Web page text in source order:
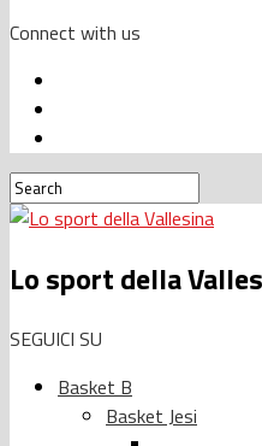
Connect with us
Lo sport della
SEGUICI SU
Basket B
Basket Jesi